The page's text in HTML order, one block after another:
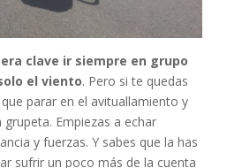
clave ir siempre en grupo
el viento. Pero si te quedas
parar en el avituallamiento y
Empiezas a echar
y fuerzas. Y sabes que la has
sufrir un poco más de la cuenta